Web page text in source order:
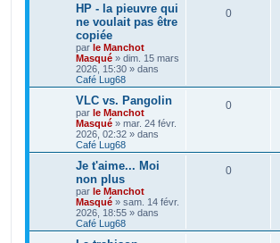
HP - la pieuvre qui
ne voulait pas être
copiée
par le Manchot
Masqué » dim. 15 mars
2026, 15:30 » dans
Café Lug68
0
VLC vs. Pangolin
par le Manchot
Masqué » mar. 24 févr.
2026, 02:32 » dans
Café Lug68
0
Je t'aime... Moi
non plus
par le Manchot
Masqué » sam. 14 févr.
2026, 18:55 » dans
Café Lug68
0